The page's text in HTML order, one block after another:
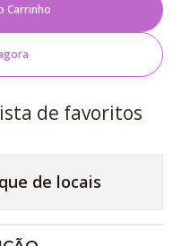
Carrinho
de favoritos
de locais